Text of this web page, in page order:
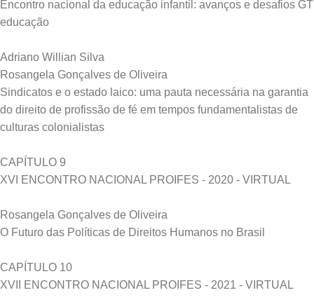
Encontro nacional da educação infantil: avanços e desafios GT
educação
Adriano Willian Silva
Rosangela Gonçalves de Oliveira
Sindicatos e o estado laico: uma pauta necessária na garantia
do direito de profissão de fé em tempos fundamentalistas de
culturas colonialistas
CAPÍTULO 9
XVI ENCONTRO NACIONAL PROIFES - 2020 - VIRTUAL
Rosangela Gonçalves de Oliveira
O Futuro das Políticas de Direitos Humanos no Brasil
CAPÍTULO 10
XVII ENCONTRO NACIONAL PROIFES - 2021 - VIRTUAL